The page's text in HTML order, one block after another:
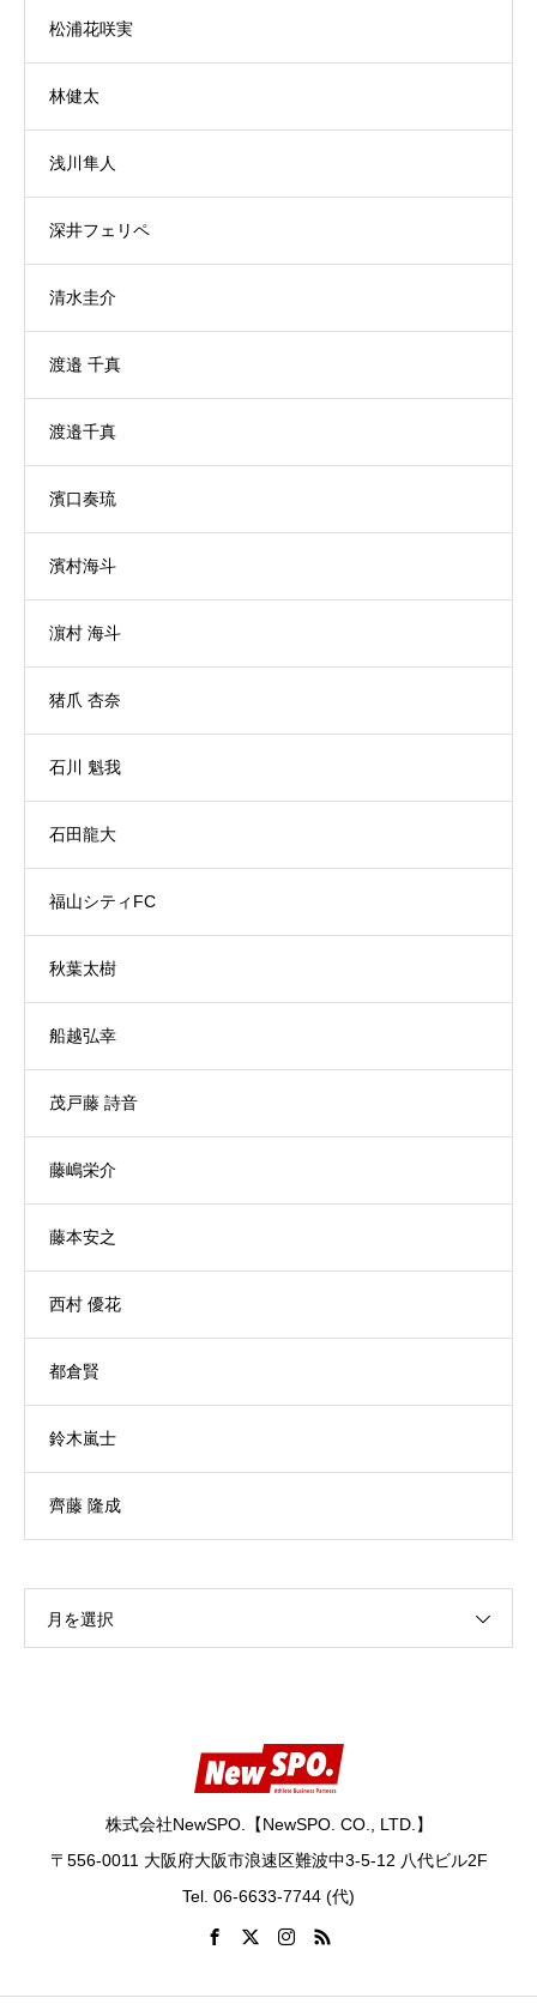
松浦花咲実
林健太
浅川隼人
深井フェリペ
清水圭介
渡邉 千真
渡邉千真
濱口奏琉
濱村海斗
濵村 海斗
猪爪 杏奈
石川 魁我
石田龍大
福山シティFC
秋葉太樹
船越弘幸
茂戸藤 詩音
藤嶋栄介
藤本安之
西村 優花
都倉賢
鈴木嵐士
齊藤 隆成
月を選択
株式会社NewSPO.【NewSPO. CO., LTD.】
〒556-0011 大阪府大阪市浪速区難波中3-5-12 八代ビル2F
Tel. 06-6633-7744 (代)